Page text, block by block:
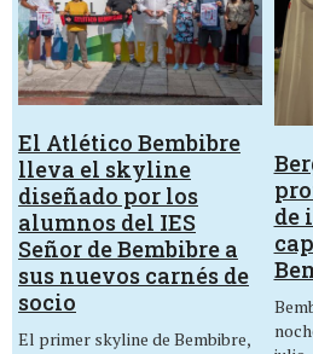
El Atlético Bembibre
lleva el skyline
diseñado por los
alumnos del IES
Señor de Bembibre a
sus nuevos carnés de
socio
El primer skyline de Bembibre,
de